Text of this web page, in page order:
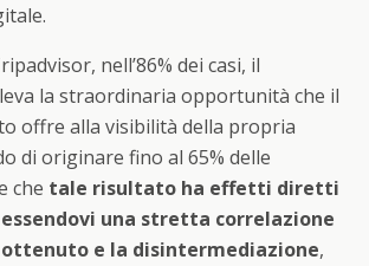
nell’86% dei casi, il
la straordinaria opportunità che il
offre alla visibilità della propria
di originare fino al 65% delle
che tale risultato ha effetti diretti
una stretta correlazione
ottenuto e la disintermediazione,